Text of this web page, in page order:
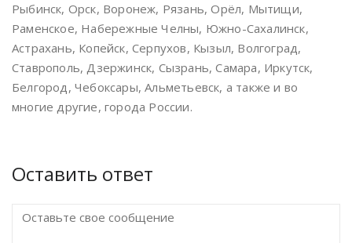
Рыбинск, Орск, Воронеж, Рязань, Орёл, Мытищи,
Раменское, Набережные Челны, Южно-Сахалинск,
Астрахань, Копейск, Серпухов, Кызыл, Волгоград,
Ставрополь, Дзержинск, Сызрань, Самара, Иркутск,
Белгород, Чебоксары, Альметьевск, а также и во
многие другие, города России.
Оставить ответ